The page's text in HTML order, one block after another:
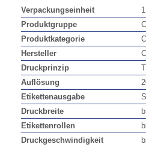
Verpackungseinheit
Produktgruppe
Produktkategorie
Hersteller
Druckprinzip
Auflösung
Etikettenausgabe
Druckbreite
Etikettenrollen
Druckgeschwindigkeit